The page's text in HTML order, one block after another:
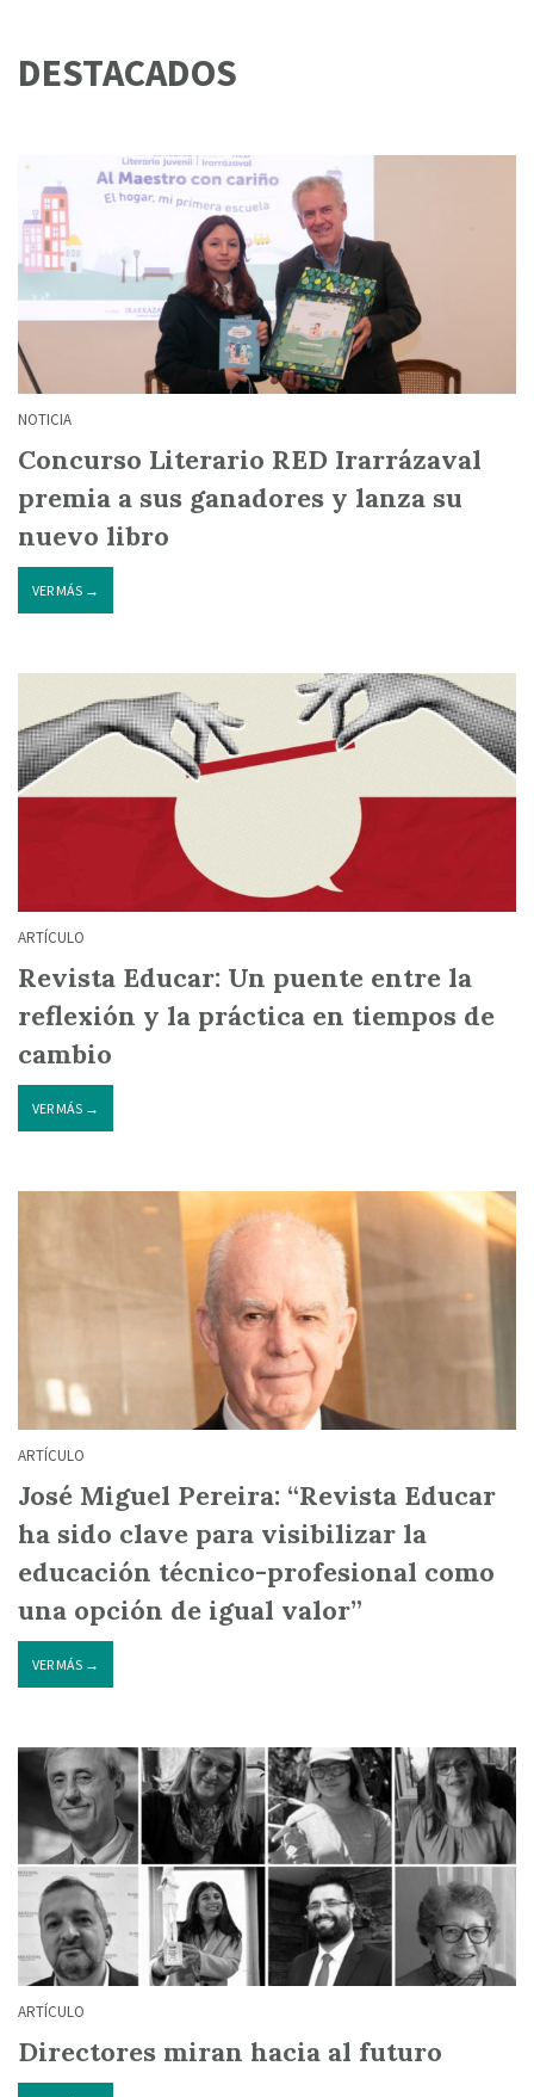
DESTACADOS
NOTICIA
Concurso Literario RED Irarrázaval
premia a sus ganadores y lanza su
nuevo libro
VER MÁS →
ARTÍCULO
Revista Educar: Un puente entre la
reflexión y la práctica en tiempos de
cambio
VER MÁS →
ARTÍCULO
José Miguel Pereira: “Revista Educar
ha sido clave para visibilizar la
educación técnico-profesional como
una opción de igual valor”
VER MÁS →
ARTÍCULO
Directores miran hacia al futuro